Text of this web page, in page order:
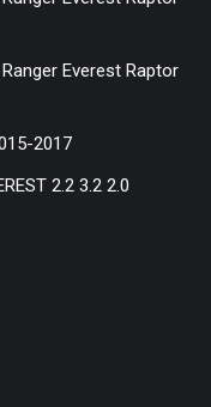
Everest Raptor
2017
2.2 3.2 2.0